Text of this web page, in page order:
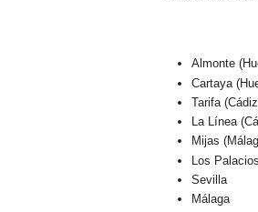
Almonte
Cartaya
Tarifa
La Línea
Mijas
Los
Sevilla
Málaga